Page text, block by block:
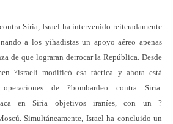
Siria, Israel ha intervenido reiteradamente
a los yihadistas un apoyo aéreo apenas
de que lograran derrocar la República. Desde
?israelí modificó esa táctica y ahora está
operaciones de ?bombardeo contra Siria.
en Siria objetivos iraníes, con un ?
Simultáneamente, Israel ha concluido un